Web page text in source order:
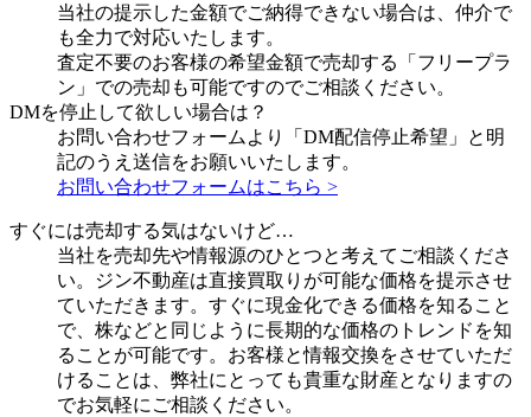
当社の提示した金額でご納得できない場合は、仲介で
も全力で対応いたします。
査定不要のお客様の希望金額で売却する「フリープラ
ン」での売却も可能ですのでご相談ください。
DMを停止して欲しい場合は？
お問い合わせフォームより「DM配信停止希望」と明
記のうえ送信をお願いいたします。
お問い合わせフォームはこちら >
すぐには売却する気はないけど…
当社を売却先や情報源のひとつと考えてご相談くださ
い。ジン不動産は直接買取りが可能な価格を提示させ
ていただきます。すぐに現金化できる価格を知ること
で、株などと同じように長期的な価格のトレンドを知
ることが可能です。お客様と情報交換をさせていただ
けることは、弊社にとっても貴重な財産となりますの
でお気軽にご相談ください。